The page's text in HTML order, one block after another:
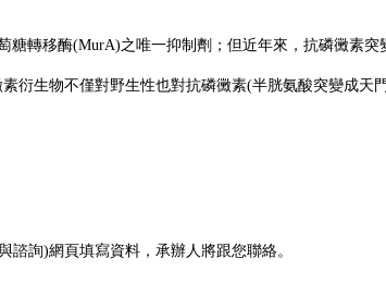
糖轉移酶(MurA)之唯一抑制劑；但近年來，抗磷黴素
衍生物不僅對野生性也對抗磷黴素(半胱氨酸突變成
詢)網頁填寫資料，承辦人將跟您聯絡。